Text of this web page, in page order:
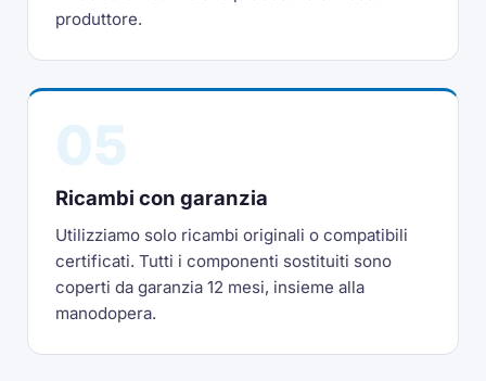
produttore.
Ricambi con garanzia
Utilizziamo solo ricambi originali o compatibili
certificati. Tutti i componenti sostituiti sono
coperti da garanzia 12 mesi, insieme alla
manodopera.